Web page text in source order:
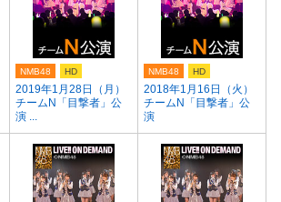
2019年1月28日（月）
チームN「目撃者」公
演 ...
NMB48 HD
2018年1月16日（火）
チームN「目撃者」公
演
NMB48 HD